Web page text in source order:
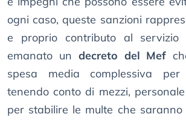
ogni caso, queste sanzioni
e proprio contributo al servizio
emanato un decreto del Mef
spesa media complessiva
tenendo conto di mezzi,
per stabilire le multe che